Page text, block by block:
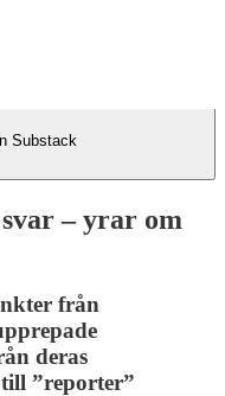
Substack
– yrar om
från
deras
”reporter”